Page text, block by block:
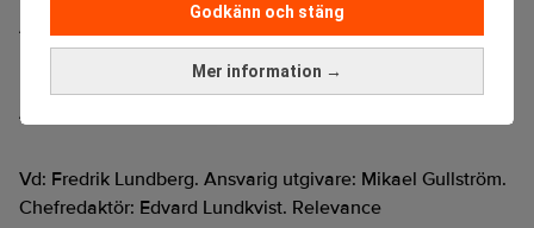
Mer information →
Godkänn och stäng
Annonsera på Realtid
Pressmeddelanden
Ändra datainställningar
Vd: Fredrik Lundberg. Ansvarig utgivare: Mikael Gullström.
Chefredaktör: Edvard Lundkvist. Relevance